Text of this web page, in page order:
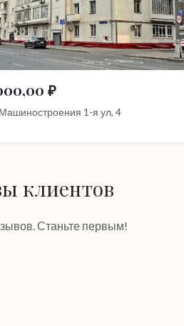
₽
1-я ул, 4
клиентов
Станьте первым!